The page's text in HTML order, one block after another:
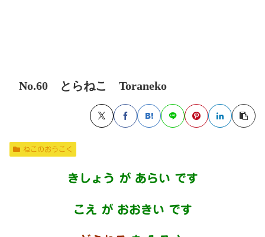
No.60 とらねこ Toraneko
ねこのおうこく
きしょう が あらい です
こえ が おおきい です